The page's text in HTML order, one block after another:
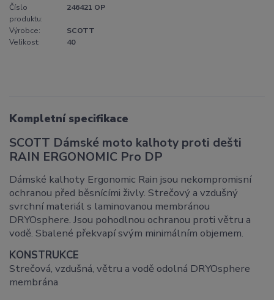
Číslo
produktu:
246421 OP
Výrobce:
SCOTT
Velikost:
40
Kompletní specifikace
SCOTT Dámské moto kalhoty proti dešti
RAIN ERGONOMIC Pro DP
Dámské kalhoty Ergonomic Rain jsou nekompromisní
ochranou před běsnícími živly. Strečový a vzdušný
svrchní materiál s laminovanou membránou
DRYOsphere. Jsou pohodlnou ochranou proti větru a
vodě. Sbalené překvapí svým minimálním objemem.
KONSTRUKCE
Strečová, vzdušná, větru a vodě odolná DRYOsphere
membrána